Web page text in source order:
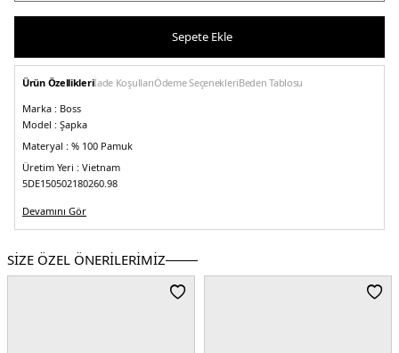
Sepete Ekle
Ürün Özellikleriİade KoşullarıÖdeme SeçenekleriBeden Tablosu
Marka : Boss
Model : Şapka
Materyal : % 100 Pamuk
Üretim Yeri : Vietnam
5DE150502180260.98
Devamını Gör
SİZE ÖZEL ÖNERİLERİMİZ